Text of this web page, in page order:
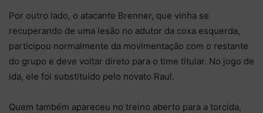
Por outro lado, o atacante Brenner, que vinha se
recuperando de uma lesão no adutor da coxa esquerda,
participou normalmente da movimentação com o restante
do grupo e deve voltar direto para o time titular. No jogo de
ida, ele foi substituído pelo novato Raul.
Quem também apareceu no treino aberto para a torcida,